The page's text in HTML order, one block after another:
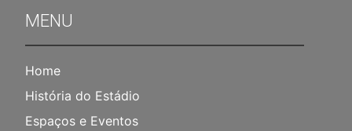
MENU
Home
História do Estádio
Espaços e Eventos